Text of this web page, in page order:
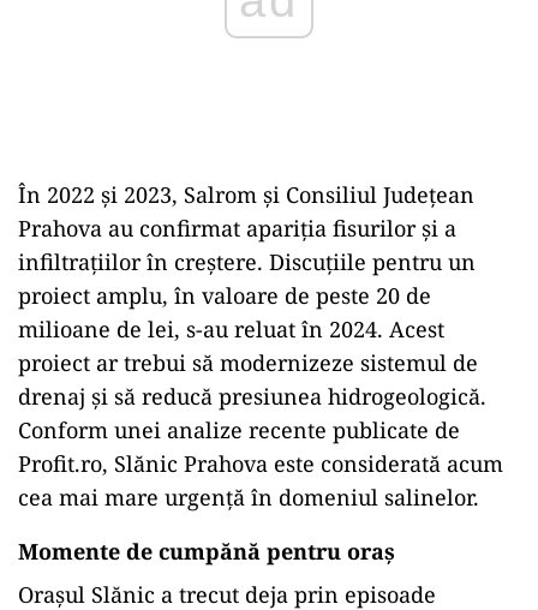
În 2022 și 2023, Salrom și Consiliul Județean
Prahova au confirmat apariția fisurilor și a
infiltrațiilor în creștere. Discuțiile pentru un
proiect amplu, în valoare de peste 20 de
milioane de lei, s-au reluat în 2024. Acest
proiect ar trebui să modernizeze sistemul de
drenaj și să reducă presiunea hidrogeologică.
Conform unei analize recente publicate de
Profit.ro, Slănic Prahova este considerată acum
cea mai mare urgență în domeniul salinelor.
Momente de cumpănă pentru oraș
Orașul Slănic a trecut deja prin episoade